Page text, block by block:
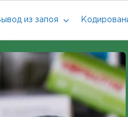
из запоя